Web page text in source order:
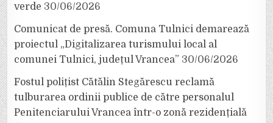
verde 30/06/2026
Comunicat de presă. Comuna Tulnici demarează
proiectul „Digitalizarea turismului local al
comunei Tulnici, județul Vrancea” 30/06/2026
Fostul polițist Cătălin Stegărescu reclamă
tulburarea ordinii publice de către personalul
Penitenciarului Vrancea într-o zonă rezidențială